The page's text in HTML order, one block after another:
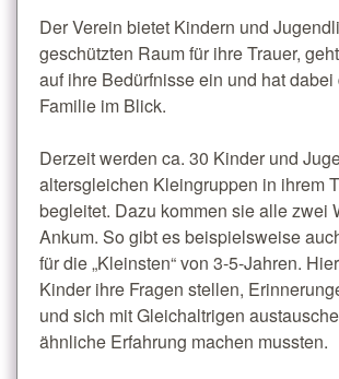
Der Verein bietet Kindern und
geschützten Raum für ihre Trauer,
auf ihre Bedürfnisse ein und hat
Familie im Blick.
Derzeit werden ca. 30 Kinder und
altersgleichen Kleingruppen in ihrem
begleitet. Dazu kommen sie alle zwei
Ankum. So gibt es beispielsweise
für die „Kleinsten“ von 3-5-Jahren.
Kinder ihre Fragen stellen,
und sich mit Gleichaltrigen
ähnliche Erfahrung machen mussten.